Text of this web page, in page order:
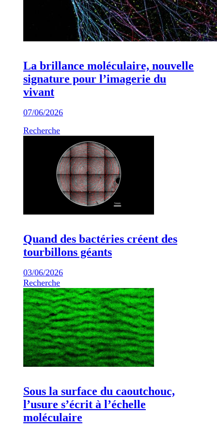
La brillance moléculaire, nouvelle
signature pour l’imagerie du
vivant
07/06/2026
Recherche
Quand des bactéries créent des
tourbillons géants
03/06/2026
Recherche
Sous la surface du caoutchouc,
l’usure s’écrit à l’échelle
moléculaire